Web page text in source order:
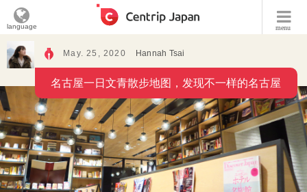
menu
language
May. 25, 2020 Hannah Tsai
名古屋一日文青散步地图，发现不一样的名古屋